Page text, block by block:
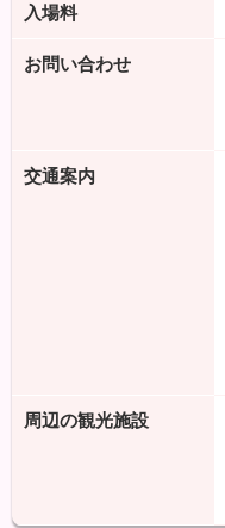
入場料
お問い合わせ
交通案内
周辺の観光施設